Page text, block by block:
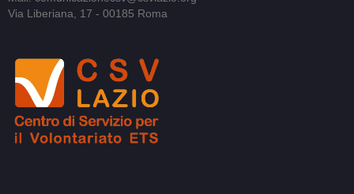
Via Liberiana, 17 - 00185 Roma